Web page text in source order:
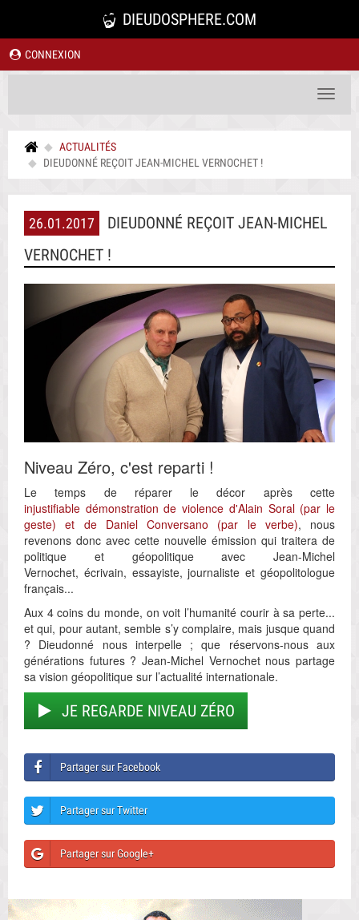
DIEUDOSPHERE.COM
CONNEXION
Toggle
ACTUALITÉS
DIEUDONNÉ REÇOIT JEAN-MICHEL VERNOCHET !
26.01.2017
DIEUDONNÉ REÇOIT JEAN-MICHEL
VERNOCHET !
Niveau Zéro, c'est reparti !
Le temps de réparer le décor après cette
injustifiable démonstration de violence d'Alain Soral (par le
geste) et de Daniel Conversano (par le verbe), nous
revenons donc avec cette nouvelle émission qui traitera de
politique et géopolitique avec Jean-Michel
Vernochet, écrivain, essayiste, journaliste et géopolitologue
français...
Aux 4 coins du monde, on voit l’humanité courir à sa perte...
et qui, pour autant, semble s’y complaire, mais jusque quand
? Dieudonné nous interpelle ; que réservons-nous aux
générations futures ? Jean-Michel Vernochet nous partage
sa vision géopolitique sur l’actualité internationale.
JE REGARDE NIVEAU ZÉRO
Partager sur Facebook
Partager sur Twitter
Partager sur Google+